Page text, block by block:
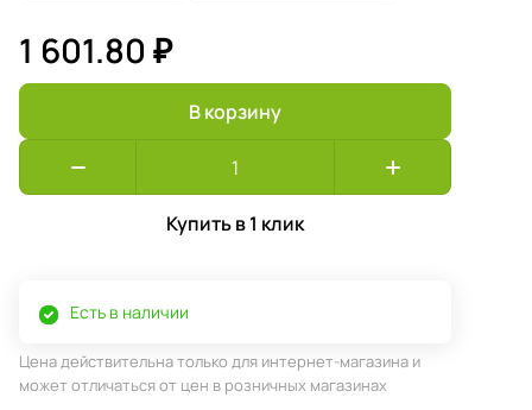
1 601.80 ₽
В корзину
Купить в 1 клик
Есть в наличии
Цена действительна только для интернет-магазина и
может отличаться от цен в розничных магазинах